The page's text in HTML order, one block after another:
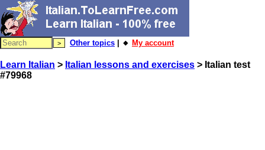
Other topics | 🔸 My account
Learn Italian > Italian lessons and exercises > Italian test
#79968